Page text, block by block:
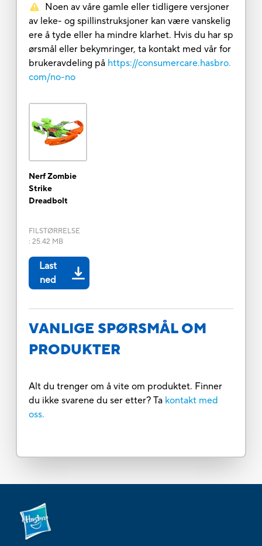
Noen av våre gamle eller tidligere versjoner
av leke- og spillinstruksjoner kan være vanskelig
ere å tyde eller ha mindre klarhet. Hvis du har sp
ørsmål eller bekymringer, ta kontakt med vår for
brukeravdeling på https://consumercare.hasbro.
com/no-no
Nerf Zombie
Strike
Dreadbolt
FILSTØRRELSE
: 25.42 MB
Last
ned
VANLIGE SPØRSMÅL OM
PRODUKTER
Alt du trenger om å vite om produktet. Finner
du ikke svarene du ser etter? Ta kontakt med
oss.